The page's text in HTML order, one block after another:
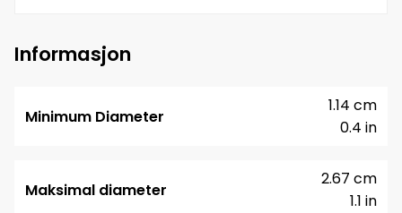
Informasjon
Minimum Diameter
0.4 in
1.14 cm
Maksimal diameter
1.1 in
2.67 cm